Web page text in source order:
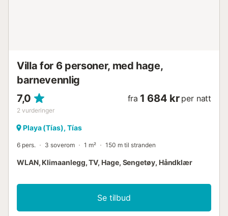
Villa for 6 personer, med hage,
barnevennlig
7,0
2 vurderinger
fra 1 684 kr per natt
Playa (Tías), Tías
6 pers. 3 soverom 1 m² 150 m til stranden
WLAN, Klimaanlegg, TV, Hage, Sengetøy, Håndklær
Se tilbud